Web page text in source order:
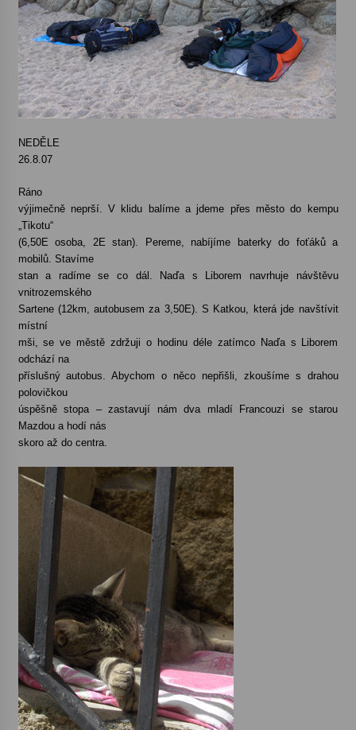
NEDĚLE
26.8.07
Ráno
výjimečně neprší. V klidu balíme a jdeme přes město do kempu
„Tikotu“
(6,50E osoba, 2E stan). Pereme, nabíjíme baterky do foťáků a
mobilů. Stavíme
stan a radíme se co dál. Naďa s Liborem navrhuje návštěvu
vnitrozemského
Sartene (12km, autobusem za 3,50E). S Katkou, která jde navštívit
místní
mši, se ve městě zdržuji o hodinu déle zatímco Naďa s Liborem
odchází na
příslušný autobus. Abychom o něco nepřišli, zkoušíme s drahou
polovičkou
úspěšně stopa – zastavují nám dva mladí Francouzi se starou
Mazdou a hodí nás
skoro až do centra.